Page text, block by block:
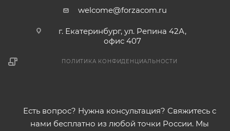
welcome@forzacom.ru
г. Екатеринбург, ул. Репина 42А,
офис 407
ПОЛИТИКА КОНФИДЕНЦИАЛЬНОСТИ
Есть вопрос? Нужна консультация? Свяжитесь с
нами бесплатно из любой точки России. Мы